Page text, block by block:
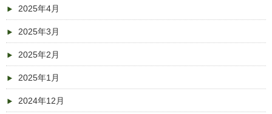
2025年4月
2025年3月
2025年2月
2025年1月
2024年12月